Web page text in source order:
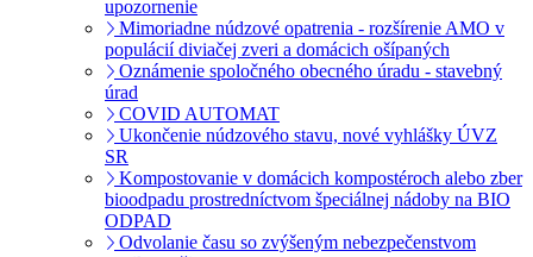
upozornenie
Mimoriadne núdzové opatrenia - rozšírenie AMO v
populácií diviačej zveri a domácich ošípaných
Oznámenie spoločného obecného úradu - stavebný
úrad
COVID AUTOMAT
Ukončenie núdzového stavu, nové vyhlášky ÚVZ
SR
Kompostovanie v domácich kompostéroch alebo zber
bioodpadu prostredníctvom špeciálnej nádoby na BIO
ODPAD
Odvolanie času so zvýšeným nebezpečenstvom